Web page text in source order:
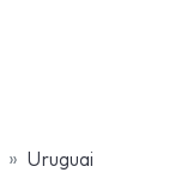
Uruguai